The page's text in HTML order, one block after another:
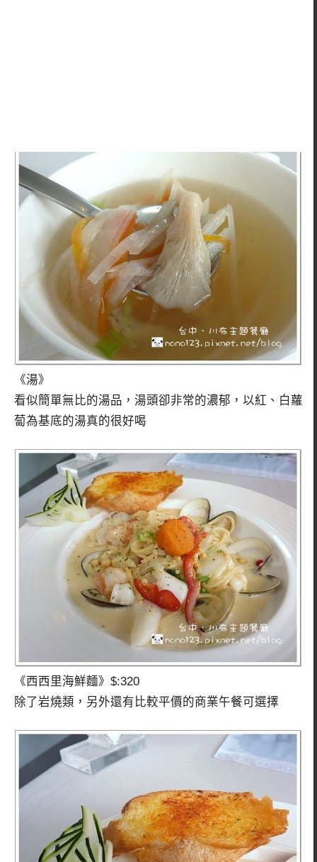
《湯》
看似簡單無比的湯品，湯頭卻非常的濃郁，以紅、白蘿
蔔為基底的湯真的很好喝
《西西里海鮮麵》$:320
除了岩燒類，另外還有比較平價的商業午餐可選擇